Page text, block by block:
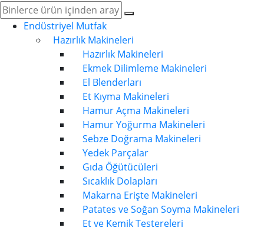
Endüstriyel Mutfak
Hazırlık Makineleri
Hazırlık Makineleri
Ekmek Dilimleme Makineleri
El Blenderları
Et Kıyma Makineleri
Hamur Açma Makineleri
Hamur Yoğurma Makineleri
Sebze Doğrama Makineleri
Yedek Parçalar
Gıda Öğütücüleri
Sıcaklık Dolapları
Makarna Erişte Makineleri
Patates ve Soğan Soyma Makineleri
Et ve Kemik Testereleri